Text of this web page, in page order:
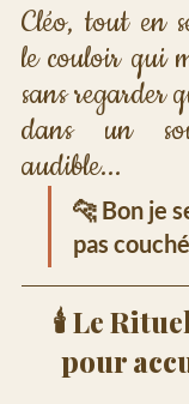
Cléo, tout en
le couloir qui
sans regarder
dans un
audible...
🐆 Bon je
pas
🕯️ Le
pour